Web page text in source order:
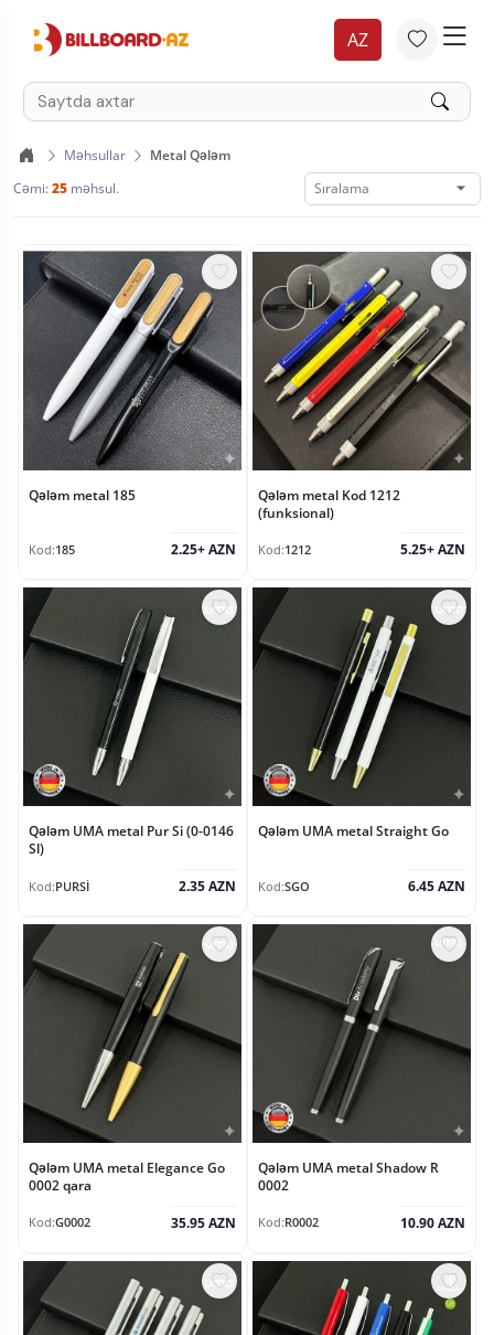
AZ
Məhsullar
Metal Qələm
Cəmi:25 məhsul.
Qələm metal 185
Kod:185 2.25+ AZN
Qələm metal Kod 1212
(funksional)
Kod:1212 5.25+ AZN
Qələm UMA metal Pur Si (0-0146
Sl)
Kod:PURSİ 2.35 AZN
Qələm UMA metal Straight Go
Kod:SGO 6.45 AZN
Qələm UMA metal Elegance Go
0002 qara
Kod:G0002 35.95 AZN
Qələm UMA metal Shadow R
0002
Kod:R0002 10.90 AZN